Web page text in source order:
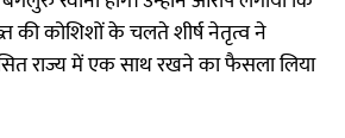
की कोशिशों के चलते शीर्ष नेतृत्व ने
राज्य में एक साथ रखने का फैसला लिया